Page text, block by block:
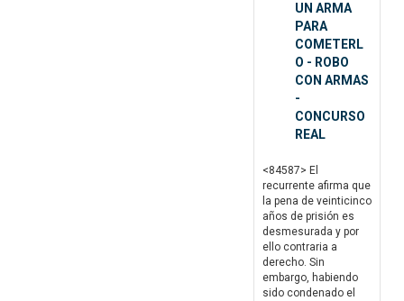
UN ARMA
PARA
COMETERL
O - ROBO
CON ARMAS
-
CONCURSO
REAL
<84587> El
recurrente afirma que
la pena de veinticinco
años de prisión es
desmesurada y por
ello contraria a
derecho. Sin
embargo, habiendo
sido condenado el